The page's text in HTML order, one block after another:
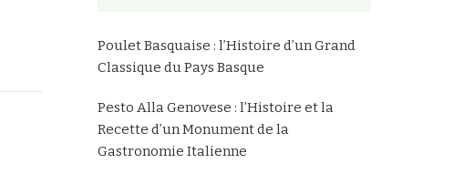
Poulet Basquaise : l’Histoire d’un Grand
Classique du Pays Basque
Pesto Alla Genovese : l’Histoire et la
Recette d’un Monument de la
Gastronomie Italienne